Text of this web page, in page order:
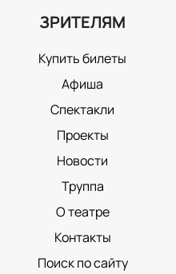
ЗРИТЕЛЯМ
Купить билеты
Афиша
Спектакли
Проекты
Новости
Труппа
О театре
Контакты
Поиск по сайту